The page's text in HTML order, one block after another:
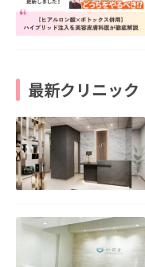
最新クリニック